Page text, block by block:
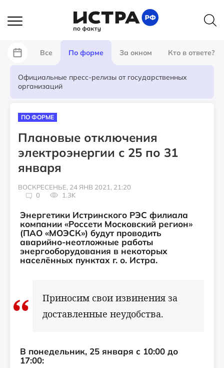
Все По форме За окном Кто в ответе?
Официальные пресс-релизы от государственных
организаций
ПО ФОРМЕ
Плановые отключения
электроэнергии с 25 по 31
января
ВОСКРЕСЕНЬЕ, 24 ЯНВ 2021, 21:20
0
1.3K
Энергетики Истринского РЭС филиала
компании «Россети Московский регион»
(ПАО «МОЭСК») будут проводить
аварийно-неотложные работы
энергооборудования в некоторых
населённых пунктах г. о. Истра.
Приносим свои извинения за
доставленные неудобства.
В понедельник, 25 января с 10:00 до
17:00: